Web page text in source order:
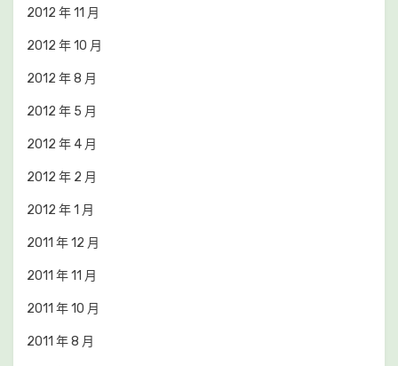
2012 年 11 月
2012 年 10 月
2012 年 8 月
2012 年 5 月
2012 年 4 月
2012 年 2 月
2012 年 1 月
2011 年 12 月
2011 年 11 月
2011 年 10 月
2011 年 8 月